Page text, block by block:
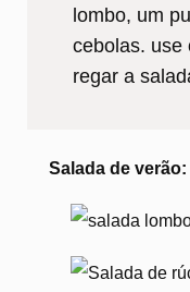
lombo, um
cebolas. use
regar a
Salada de verão: